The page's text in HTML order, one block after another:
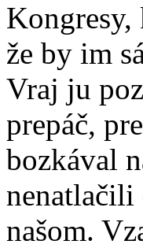
že by im
Vraj ju
prepáč,
bozkával
nenatlačili
našom.